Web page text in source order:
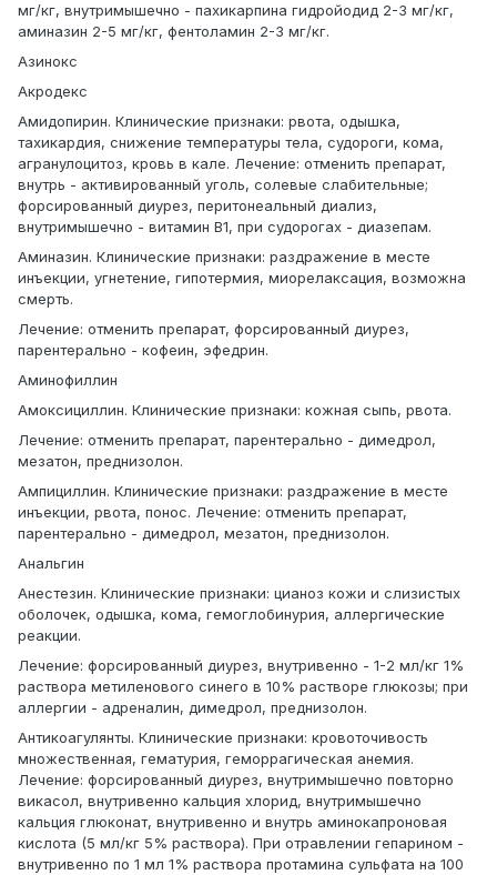
мг/кг, внутримышечно - пахикарпина гидройодид 2-3 мг/кг,
аминазин 2-5 мг/кг, фентоламин 2-3 мг/кг.
Азинокс
Акродекс
Амидопирин. Клинические признаки: рвота, одышка,
тахикардия, снижение температуры тела, судороги, кома,
агранулоцитоз, кровь в кале. Лечение: отменить препарат,
внутрь - активированный уголь, солевые слабительные;
форсированный диурез, перитонеальный диализ,
внутримышечно - витамин В1, при судорогах - диазепам.
Аминазин. Клинические признаки: раздражение в месте
инъекции, угнетение, гипотермия, миорелаксация, возможна
смерть.
Лечение: отменить препарат, форсированный диурез,
парентерально - кофеин, эфедрин.
Аминофиллин
Амоксициллин. Клинические признаки: кожная сыпь, рвота.
Лечение: отменить препарат, парентерально - димедрол,
мезатон, преднизолон.
Ампициллин. Клинические признаки: раздражение в месте
инъекции, рвота, понос. Лечение: отменить препарат,
парентерально - димедрол, мезатон, преднизолон.
Анальгин
Анестезин. Клинические признаки: цианоз кожи и слизистых
оболочек, одышка, кома, гемоглобинурия, аллергические
реакции.
Лечение: форсированный диурез, внутривенно - 1-2 мл/кг 1%
раствора метиленового синего в 10% растворе глюкозы; при
аллергии - адреналин, димедрол, преднизолон.
Антикоагулянты. Клинические признаки: кровоточивость
множественная, гематурия, геморрагическая анемия.
Лечение: форсированный диурез, внутримышечно повторно
викасол, внутривенно кальция хлорид, внутримышечно
кальция глюконат, внутривенно и внутрь аминокапроновая
кислота (5 мл/кг 5% раствора). При отравлении гепарином -
внутривенно по 1 мл 1% раствора протамина сульфата на 100